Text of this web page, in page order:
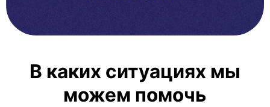
В каких ситуациях мы
можем помочь